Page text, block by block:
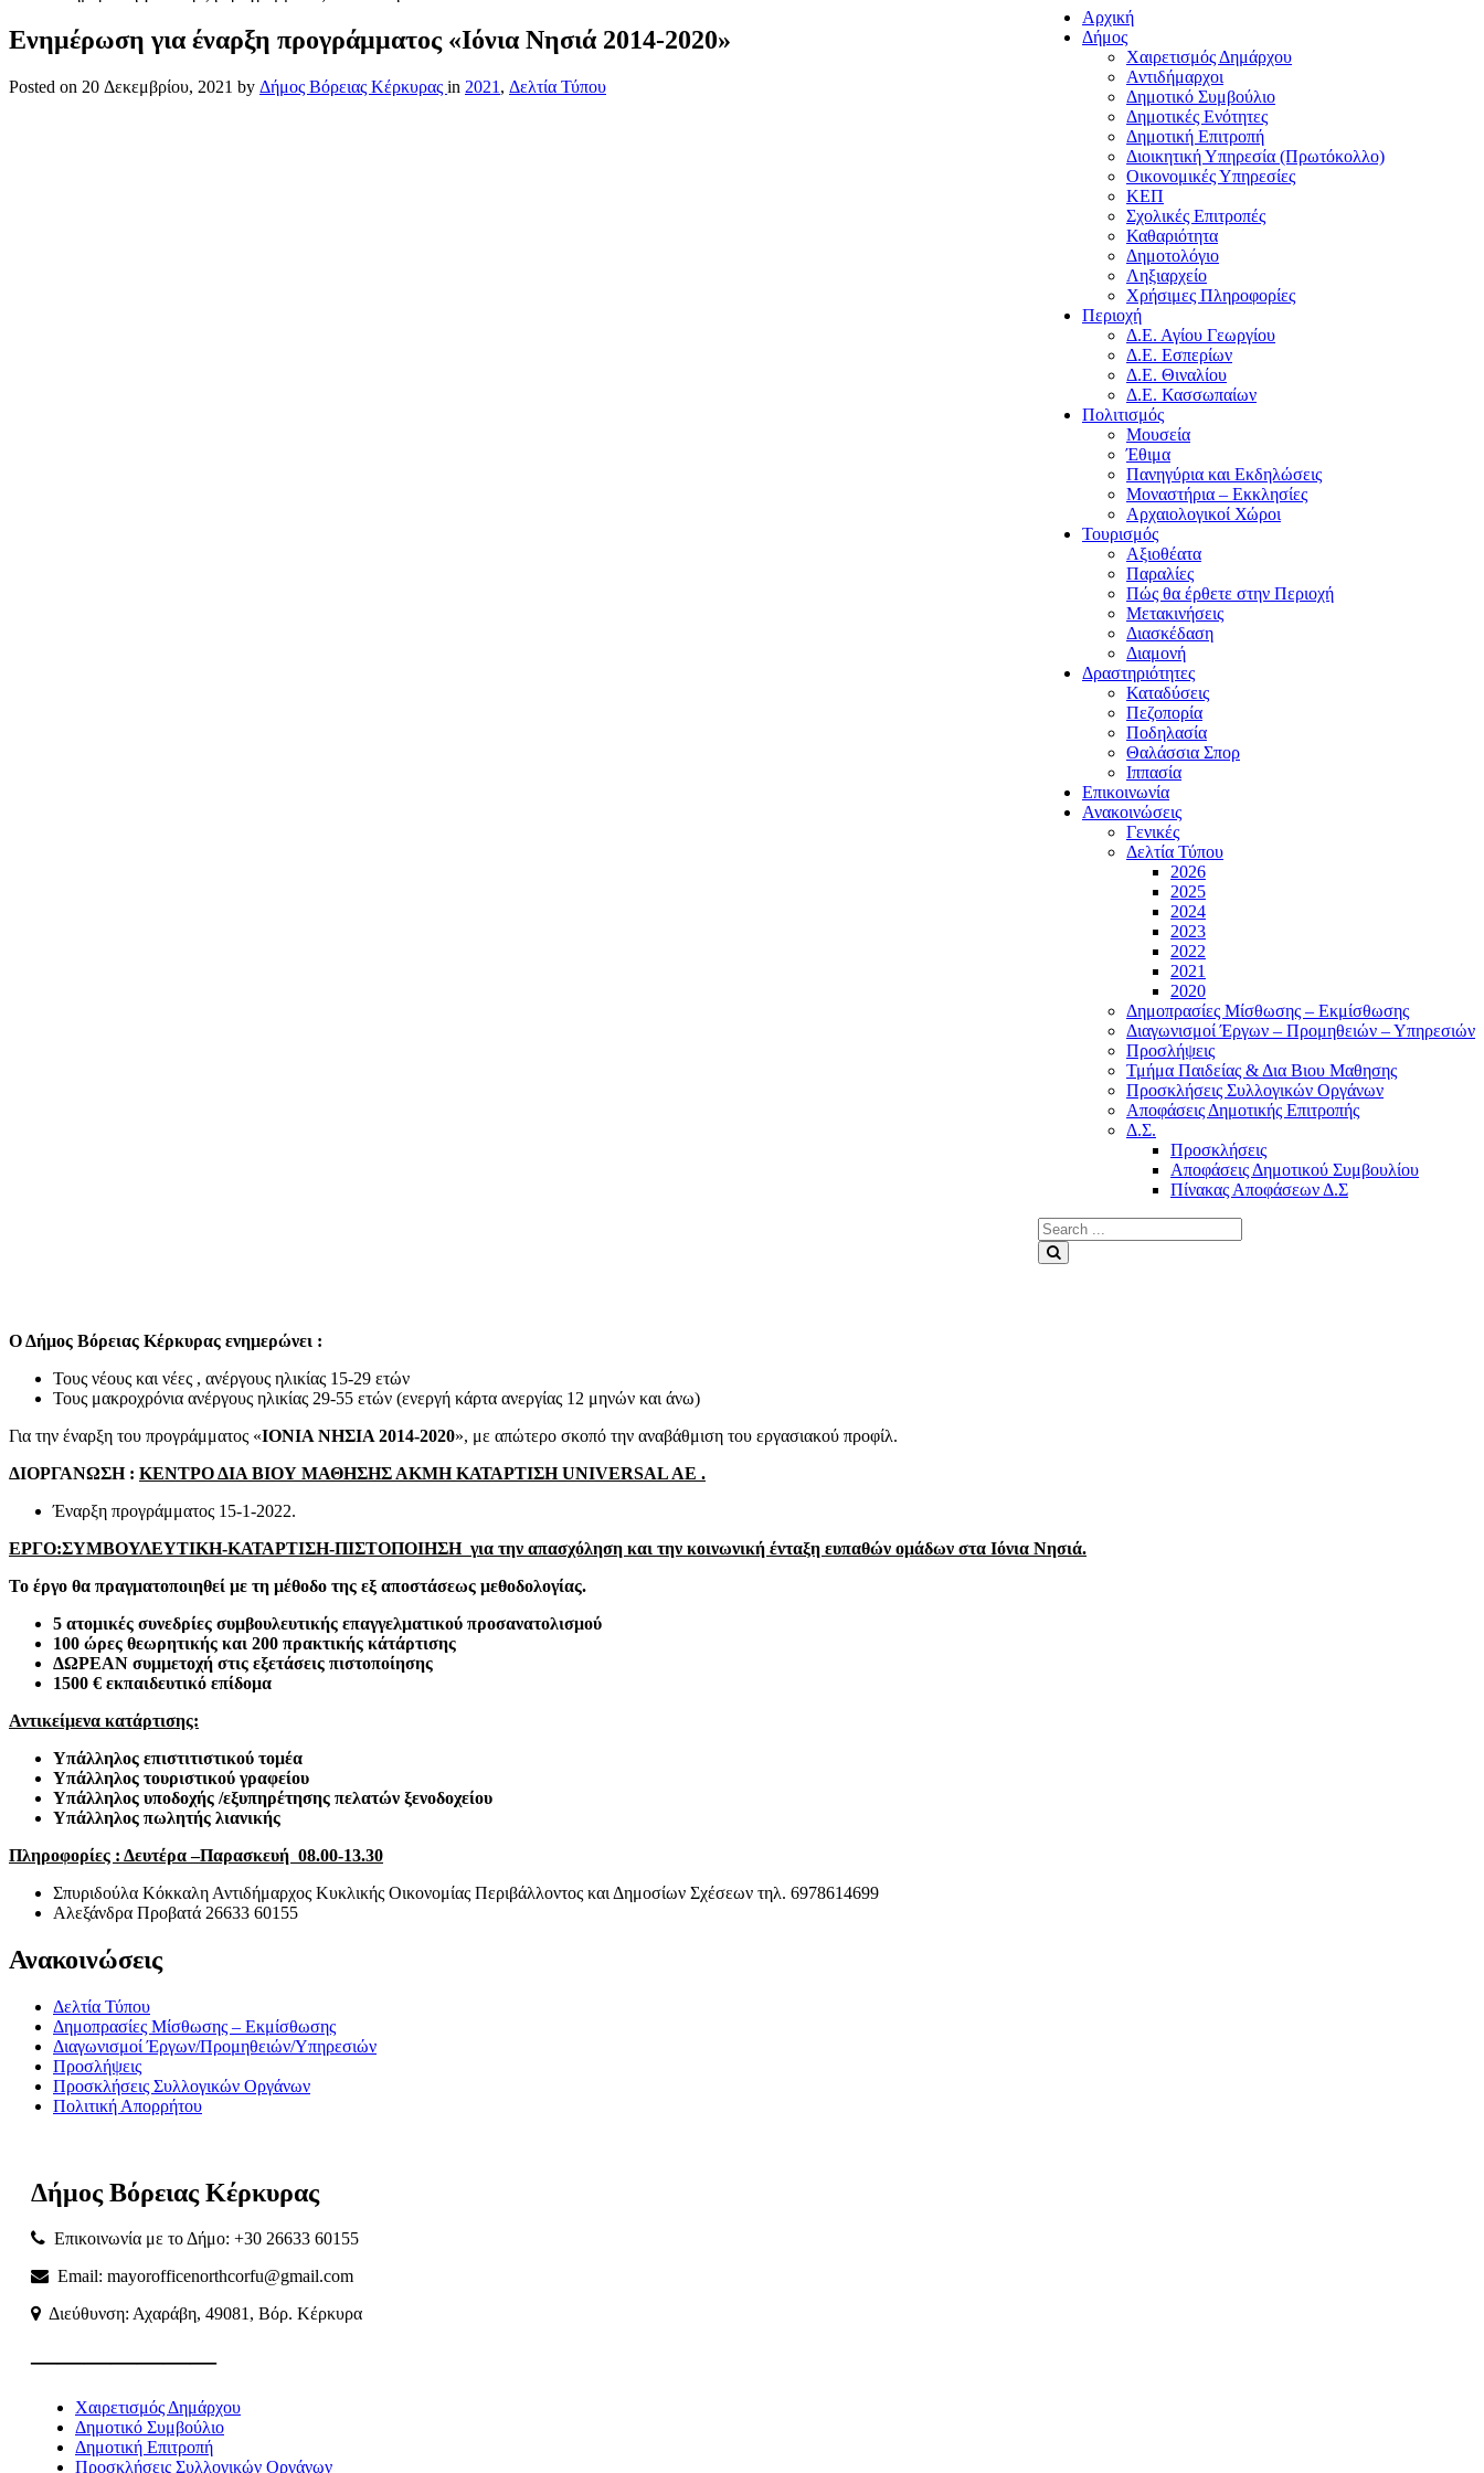
Αρχική
Δήμος
Χαιρετισμός Δημάρχου
Αντιδήμαρχοι
Δημοτικό Συμβούλιο
Δημοτικές Ενότητες
Δημοτική Επιτροπή
Διοικητική Υπηρεσία (Πρωτόκολλο)
Οικονομικές Υπηρεσίες
ΚΕΠ
Σχολικές Επιτροπές
Καθαριότητα
Δημοτολόγιο
Ληξιαρχείο
Χρήσιμες Πληροφορίες
Περιοχή
Δ.Ε. Αγίου Γεωργίου
Δ.Ε. Εσπερίων
Δ.Ε. Θιναλίου
Δ.Ε. Κασσωπαίων
Πολιτισμός
Μουσεία
Έθιμα
Πανηγύρια και Εκδηλώσεις
Μοναστήρια – Εκκλησίες
Αρχαιολογικοί Χώροι
Τουρισμός
Αξιοθέατα
Παραλίες
Πώς θα έρθετε στην Περιοχή
Μετακινήσεις
Διασκέδαση
Διαμονή
Δραστηριότητες
Καταδύσεις
Πεζοπορία
Ποδηλασία
Θαλάσσια Σπορ
Ιππασία
Επικοινωνία
Ανακοινώσεις
Γενικές
Δελτία Τύπου
2026
2025
2024
2023
2022
2021
2020
Δημοπρασίες Μίσθωσης – Εκμίσθωσης
Διαγωνισμοί Έργων – Προμηθειών – Υπηρεσιών
Προσλήψεις
Τμήμα Παιδείας & Δια Βιου Μαθησης
Προσκλήσεις Συλλογικών Οργάνων
Αποφάσεις Δημοτικής Επιτροπής
Δ.Σ.
Προσκλήσεις
Αποφάσεις Δημοτικού Συμβουλίου
Πίνακας Αποφάσεων Δ.Σ
Search
for:
Ενημέρωση για έναρξη προγράμματος «Ιόνια Νησιά 2014-2020»
Posted on 20 Δεκεμβρίου, 2021 by Δήμος Βόρειας Κέρκυρας in 2021 , Δελτία Τύπου
Ο Δήμος Βόρειας Κέρκυρας ενημερώνει :
Τους νέους και νέες , ανέργους ηλικίας 15-29 ετών
Τους μακροχρόνια ανέργους ηλικίας 29-55 ετών (ενεργή κάρτα ανεργίας 12 μηνών και άνω)
Για την έναρξη του προγράμματος «ΙΟΝΙΑ ΝΗΣΙΑ 2014-2020», με απώτερο σκοπό την αναβάθμιση του εργασιακού προφίλ.
ΔΙΟΡΓΑΝΩΣΗ : ΚΕΝΤΡΟ ΔΙΑ ΒΙΟΥ ΜΑΘΗΣΗΣ ΑΚΜΗ ΚΑΤΑΡΤΙΣΗUNIVERSAL AE .
Έναρξη προγράμματος 15-1-2022.
ΕΡΓΟ:ΣΥΜΒΟΥΛΕΥΤΙΚΗ-ΚΑΤΑΡΤΙΣΗ-ΠΙΣΤΟΠΟΙΗΣΗ για την απασχόληση και την κοινωνική ένταξη ευπαθών ομάδων στα Ιόνια Νησιά.
Το έργο θα πραγματοποιηθεί με τη μέθοδο της εξ αποστάσεως μεθοδολογίας.
5 ατομικές συνεδρίες συμβουλευτικής επαγγελματικού προσανατολισμού
100 ώρες θεωρητικής και 200 πρακτικής κάτάρτισης
ΔΩΡΕΑΝ συμμετοχή στις εξετάσεις πιστοποίησης
1500 € εκπαιδευτικό επίδομα
Αντικείμενα κατάρτισης:
Υπάλληλος επιστιτιστικού τομέα
Υπάλληλος τουριστικού γραφείου
Υπάλληλος υποδοχής /εξυπηρέτησης πελατών ξενοδοχείου
Υπάλληλος πωλητής λιανικής
Πληροφορίες : Δευτέρα –Παρασκευή 08.00-13.30
Σπυριδούλα Κόκκαλη Αντιδήμαρχος Κυκλικής Οικονομίας Περιβάλλοντος και Δημοσίων Σχέσεων τηλ. 6978614699
Αλεξάνδρα Προβατά 26633 60155
Ανακοινώσεις
Δελτία Τύπου
Δημοπρασίες Μίσθωσης – Εκμίσθωσης
Διαγωνισμοί Έργων/Προμηθειών/Υπηρεσιών
Προσλήψεις
Προσκλήσεις Συλλογικών Οργάνων
Πολιτική Απορρήτου
Δήμος Βόρειας Κέρκυρας
Επικοινωνία με το Δήμο: +30 26633 60155
Email: mayorofficenorthcorfu@gmail.com
Διεύθυνση: Αχαράβη, 49081, Βόρ. Κέρκυρα
———————
Χαιρετισμός Δημάρχου
Δημοτικό Συμβούλιο
Δημοτική Επιτροπή
Προσκλήσεις Συλλογικών Οργάνων